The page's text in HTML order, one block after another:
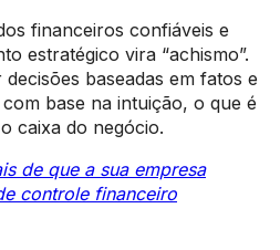
financeiros confiáveis e
estratégico vira “achismo”.
baseadas em fatos e
base na intuição, o que é
caixa do negócio.
de que a sua empresa
controle financeiro